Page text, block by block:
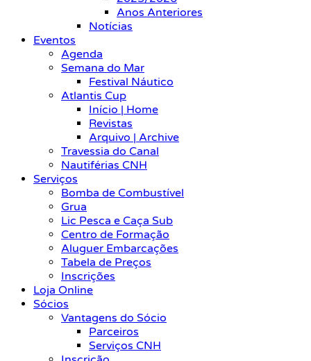
Anos Anteriores
Notícias
Eventos
Agenda
Semana do Mar
Festival Náutico
Atlantis Cup
Início | Home
Revistas
Arquivo | Archive
Travessia do Canal
Nautiférias CNH
Serviços
Bomba de Combustível
Grua
Lic Pesca e Caça Sub
Centro de Formação
Aluguer Embarcações
Tabela de Preços
Inscrições
Loja Online
Sócios
Vantagens do Sócio
Parceiros
Serviços CNH